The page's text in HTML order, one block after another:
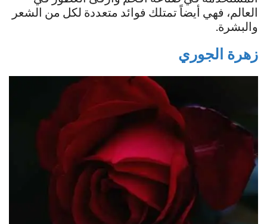
العالم، فهي أيضاً تمتلك فوائد متعددة لكل من الشعر
والبشرة.
زهرة الجوري